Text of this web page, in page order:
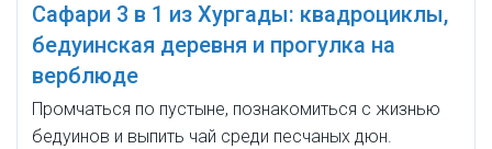
Сафари 3 в 1 из Хургады: квадроциклы,
бедуинская деревня и прогулка на
верблюде
Промчаться по пустыне, познакомиться с жизнью
бедуинов и выпить чай среди песчаных дюн.